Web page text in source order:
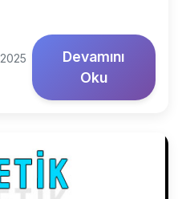
Devamını
Oku